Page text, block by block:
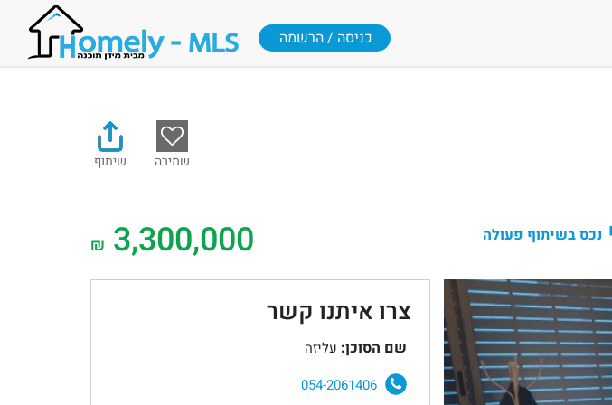
כניסה / הרשמה
שמירה שיתוף
3,300,000
₪ נכס בשיתוף פעולה
צרו איתנו קשר
שם הסוכן: עליזה
054-2061406